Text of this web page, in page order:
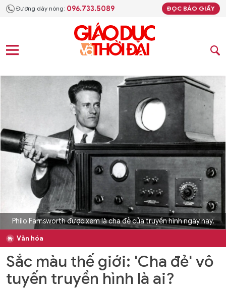
Đường dây nóng: 096.733.5089 ĐỌC BÁO GIẤY
Philo Farnsworth được xem là cha đẻ của truyền hình ngày nay.
Văn hóa
Sắc màu thế giới: 'Cha đẻ' vô
tuyến truyền hình là ai?